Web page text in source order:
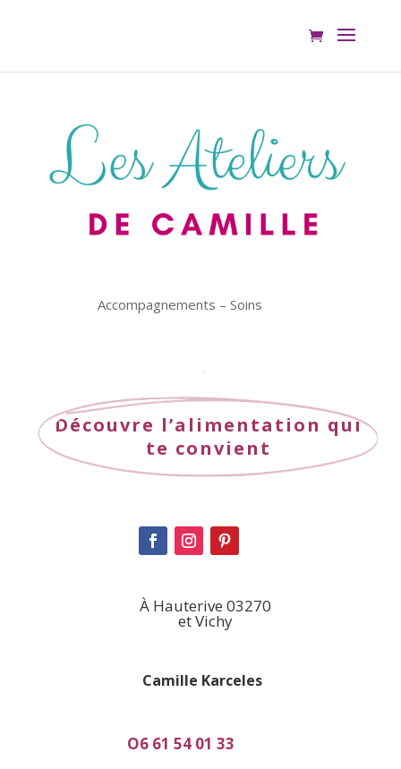
Accompagnements – Soins
Découvre l’alimentation qui
te convient
À Hauterive 03270
et Vichy
Camille Karceles
O6 61 54 01 33